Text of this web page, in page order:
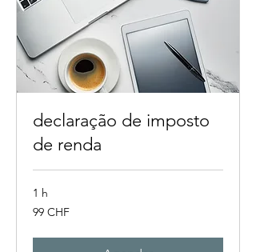
declaração de imposto
de renda
1 h
99
francos
99 CHF